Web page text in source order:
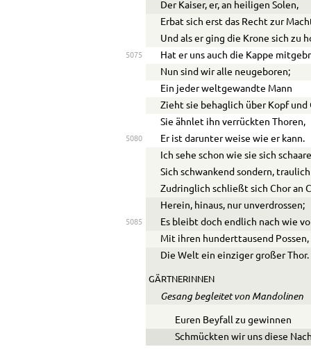
Der Kaiser, er, an heiligen Solen,
Erbat sich erst das Recht zur
Und als er ging die Krone sich zu
5075
Hat er uns auch die Kappe
Nun sind wir alle neugeboren;
Ein jeder weltgewandte Mann
Zieht sie behaglich über Kopf und
Sie ähnlet ihn verrückten Thoren,
5080
Er ist darunter weise wie er kann.
Ich sehe schon wie sie sich
Sich schwankend sondern,
Zudringlich schließt sich Chor an
Herein, hinaus, nur unverdrossen;
5085
Es bleibt doch endlich nach wie
Mit ihren hunderttausend Possen,
Die Welt ein einziger großer Thor.
GÄRTNERINNEN
Gesang begleitet von Mandolinen
Euren Beyfall zu gewinnen
Schmückten wir uns diese